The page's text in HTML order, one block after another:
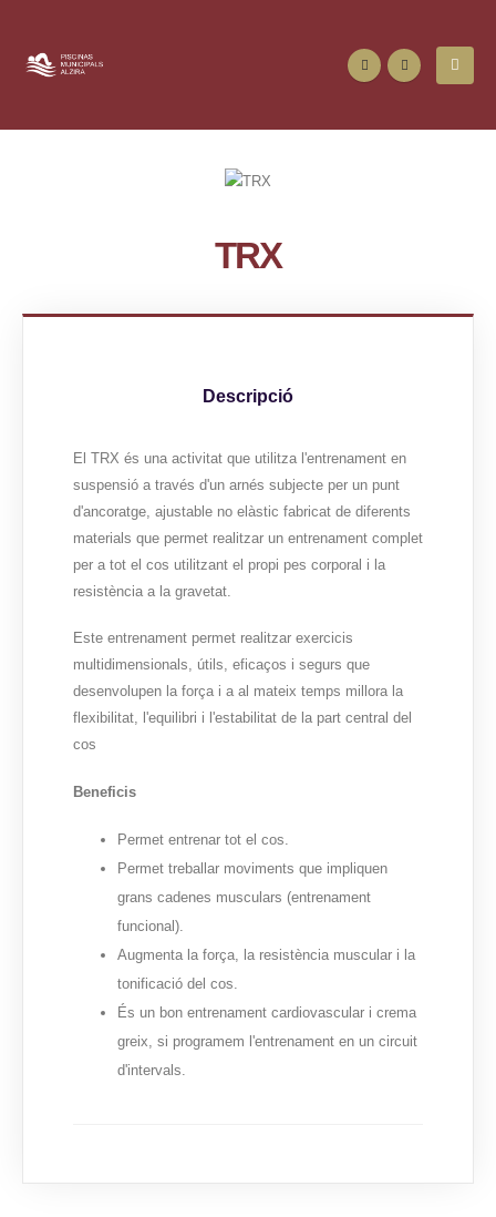
TRX
Descripció
El TRX és una activitat que utilitza l'entrenament en
suspensió a través d'un arnés subjecte per un punt
d'ancoratge, ajustable no elàstic fabricat de diferents
materials que permet realitzar un entrenament complet
per a tot el cos utilitzant el propi pes corporal i la
resistència a la gravetat.
Este entrenament permet realitzar exercicis
multidimensionals, útils, eficaços i segurs que
desenvolupen la força i a al mateix temps millora la
flexibilitat, l'equilibri i l'estabilitat de la part central del
cos
Beneficis
Permet entrenar tot el cos.
Permet treballar moviments que impliquen
grans cadenes musculars (entrenament
funcional).
Augmenta la força, la resistència muscular i la
tonificació del cos.
És un bon entrenament cardiovascular i crema
greix, si programem l'entrenament en un circuit
d'intervals.